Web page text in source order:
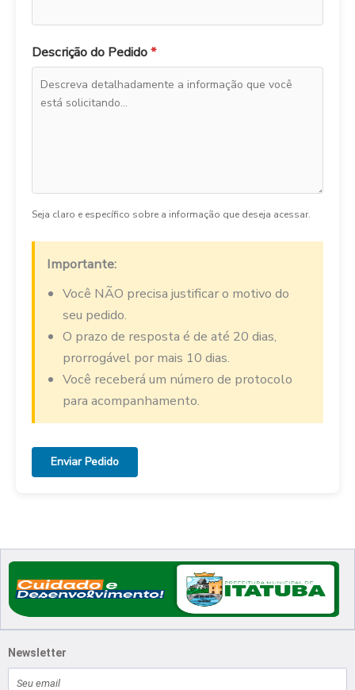
Descrição do Pedido*
Seja claro e específico sobre a informação que deseja acessar.
Importante:
Você NÃO precisa justificar o motivo do
seu pedido.
O prazo de resposta é de até 20 dias,
prorrogável por mais 10 dias.
Você receberá um número de protocolo
para acompanhamento.
Enviar Pedido
Newsletter